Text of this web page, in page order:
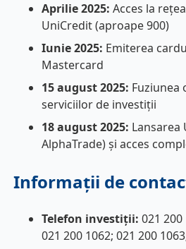
Aprilie 2025: Acces la
UniCredit (aproape 900)
Iunie 2025: Emiterea
Mastercard
15 august 2025: Fuziunea
serviciilor de investiții
18 august 2025: Lansarea
AlphaTrade) și acces
Informații de
Telefon investiții: 021 200
021 200 1062; 021 200